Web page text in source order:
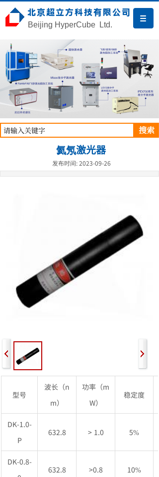
北京超立方科技有限公司
Beijing HyperCube Ltd.
搜索
氦氖激光器
发布时间: 2023-09-26
型号
波长（n
m）
功率（m
W）
稳定度
DK-1.0-
P
632.8 > 1.0 5%
DK-0.8-
632.8 >0.8 10%